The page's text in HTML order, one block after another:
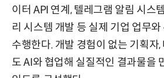
이터 API 연계, 텔레그램 알림 시스
리 시스템 개발 등 실제 기업 업무
수행한다. 개발 경험이 없는 기획자
도 AI와 협업해 실질적인 결과물을